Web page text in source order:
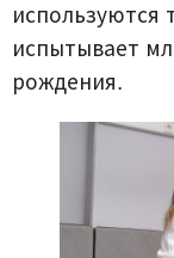
используются
испытывает
рождения.